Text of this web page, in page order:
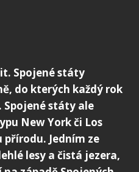
Spojené státy
do kterých každý rok
státy ale
New York či Los
přírodu. Jedním ze
lesy a čistá jezera,